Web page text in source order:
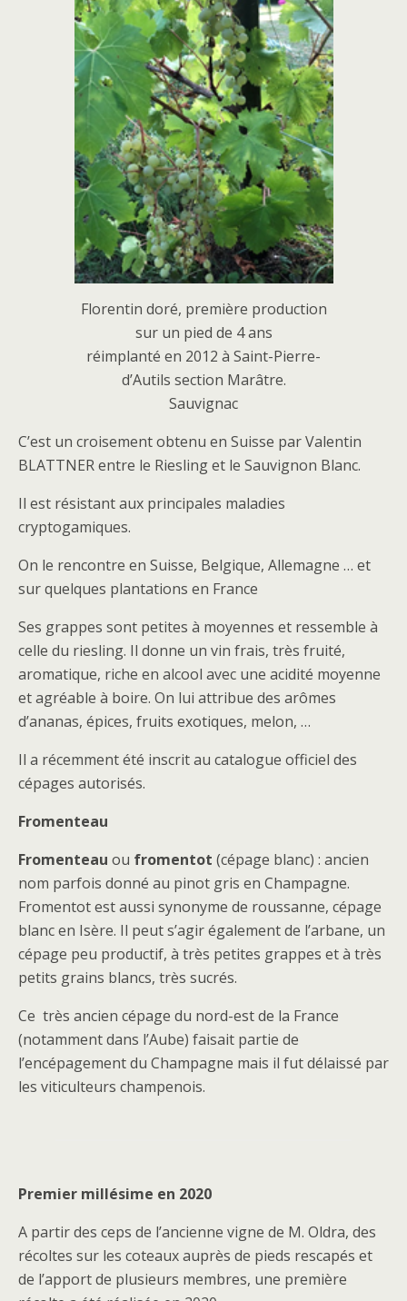
Florentin doré, première production
sur un pied de 4 ans
réimplanté en 2012 à Saint-Pierre-
d’Autils section Marâtre.
Sauvignac
C’est un croisement obtenu en Suisse par Valentin
BLATTNER entre le Riesling et le Sauvignon Blanc.
Il est résistant aux principales maladies
cryptogamiques.
On le rencontre en Suisse, Belgique, Allemagne … et
sur quelques plantations en France
Ses grappes sont petites à moyennes et ressemble à
celle du riesling. Il donne un vin frais, très fruité,
aromatique, riche en alcool avec une acidité moyenne
et agréable à boire. On lui attribue des arômes
d’ananas, épices, fruits exotiques, melon, …
Il a récemment été inscrit au catalogue officiel des
cépages autorisés.
Fromenteau
Fromenteau ou fromentot (cépage blanc) : ancien
nom parfois donné au pinot gris en Champagne.
Fromentot est aussi synonyme de roussanne, cépage
blanc en Isère. Il peut s’agir également de l’arbane, un
cépage peu productif, à très petites grappes et à très
petits grains blancs, très sucrés.
Ce très ancien cépage du nord-est de la France
(notamment dans l’Aube) faisait partie de
l’encépagement du Champagne mais il fut délaissé par
les viticulteurs champenois.
Premier millésime en 2020
A partir des ceps de l’ancienne vigne de M. Oldra, des
récoltes sur les coteaux auprès de pieds rescapés et
de l’apport de plusieurs membres, une première